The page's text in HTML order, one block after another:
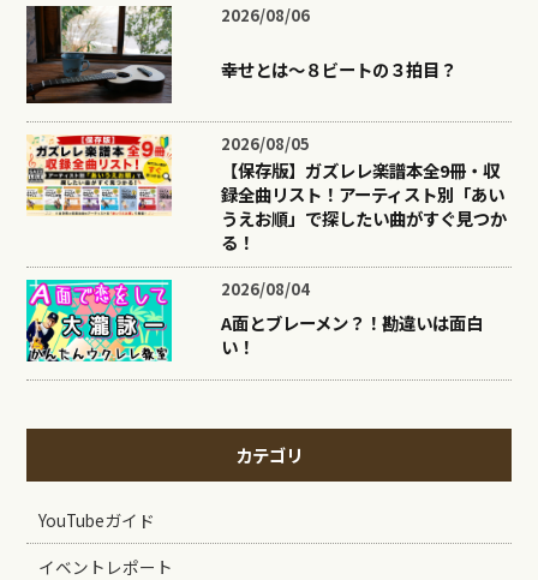
2026/08/06
幸せとは〜８ビートの３拍目？
2026/08/05
【保存版】ガズレレ楽譜本全9冊・収
録全曲リスト！アーティスト別「あい
うえお順」で探したい曲がすぐ見つか
る！
2026/08/04
A面とブレーメン？！勘違いは面白
い！
カテゴリ
YouTubeガイド
イベントレポート